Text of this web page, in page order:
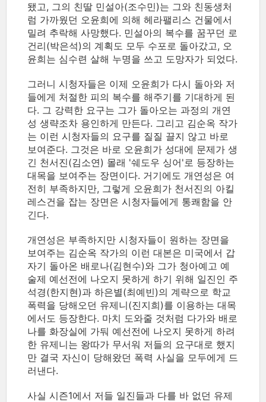
됐고, 그의 친딸 민설아(조수민)는 그와 친동생처
럼 가까웠던 오윤희에 의해 헤라팰리스 건물에서
밀려 추락해 사망했다. 민설아의 복수를 꿈꾸던 로
건리(박은석)의 계획도 모두 수포로 돌아갔고, 오
윤희는 심수련 살해 누명을 쓰고 도망자가 되었다.
그러니 시청자들은 이제 오윤희가 다시 돌아와 저
들에게 처절한 피의 복수를 해주기를 기대하게 된
다. 그 강력한 요구는 그가 돌아오는 과정의 개연
성 생략조차 용인하게 만든다. 그리고 김순옥 작가
는 이런 시청자들의 요구를 질질 끌지 않고 바로
보여준다. 그것은 바로 오윤희가 성대에 문제가 생
긴 천서진(김소연) 몰래 '쉐도우 싱어'로 등장하는
대목을 보여주는 장면이다. 거기에도 개연성은 여
전히 부족하지만, 그렇게 오윤희가 천서진의 아킬
레스건을 잡는 장면은 시청자들에게 통쾌함을 안
긴다.
개연성은 부족하지만 시청자들이 원하는 장면을
보여주는 김순옥 작가의 이런 대본은 미국에서 갑
자기 돌아온 배로나(김현수)와 그가 청아예고 예
술제 예선전에 나오지 못하게 하기 위해 일진인 주
석경(한지현)과 하은별(최예빈)의 계략으로 학교
폭력을 당해오던 유제니(진지희)를 이용하는 대목
에서도 등장한다. 마치 도와줄 것처럼 다가와 배로
나를 화장실에 가둬 예선전에 나오지 못하게 하려
한 유제니는 왕따가 무서워 저들의 요구대로 했지
만 결국 자신이 당해왔던 폭력 사실을 모두에게 드
러낸다.
사실 시즌1에서 저들 일진들과 다를 바 없던 유제